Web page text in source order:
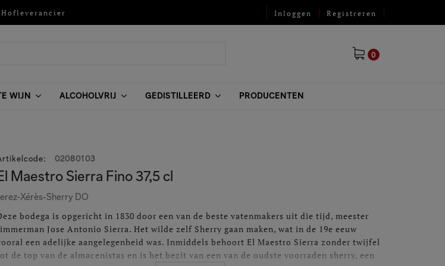
Inloggen Registreren
0
WIJN ALCOHOLVRIJ GEDISTILLEERD PRODUCENTEN
: 02080103
Maestro Sierra Fino 37,5 cl
Xérès-Sherry DO
bodega is opgericht in 1830 door een van de beste vatenmakers uit die tijd, meester
Jose Antonio Sierra. Het wilde zelf Sherry gaan maken, wat in de 19e eeuw
een adelijke aangelegenheid was. Inmiddels behoort El Maestro Sierra zonder twijfel
de top van de almacenistas en is het bezit van een van de oudste voorraden sherry, een